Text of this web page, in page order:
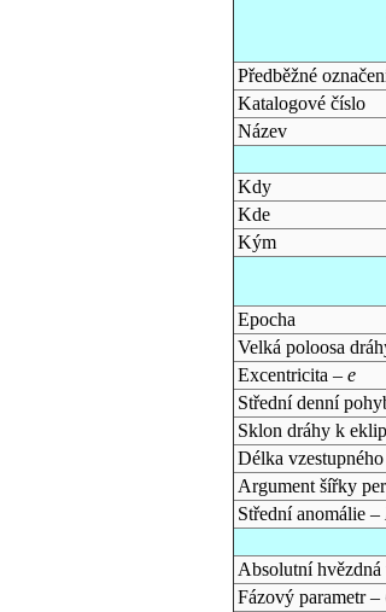
Předběžné
Katalogové číslo
Název
Kdy
Kde
Kým
Epocha
Velká poloosa
Excentricita – e
Střední denní
Sklon dráhy k
Délka
Argument šířky
Střední anomálie –
Absolutní
Fázový parametr –